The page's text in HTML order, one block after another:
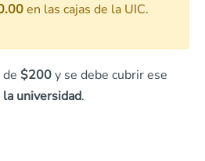
en las cajas de la UIC.
$200y se debe cubrir ese
la universidad.